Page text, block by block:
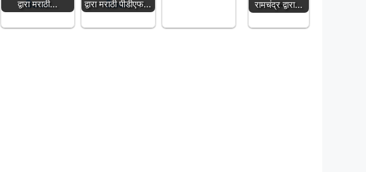
द्वारा मराठी…
द्वारा मराठी पीडीएफ…
रामचंद्र द्वारा…